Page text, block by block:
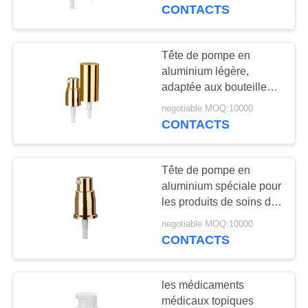
PROPOS
DE
NOUS
L'USINE
CONTRÔLE
QUALITÉ
NOUS
Flacons compte-
gouttes d'huile
essentielle
bouteilles vides de
vernis à ongles
36
OEM Pompes à double
CONTACTS
Tête de pompe en
aluminium légère,
adaptée aux bouteilles
en verre, tout compris
negotiable MOQ:10000
CONTACTS
Tête de pompe en
aluminium spéciale pour
les produits de soins de
la peau pour hommes
Fournir une gravure de
couleurs
negotiable MOQ:10000
CONTACTS
les médicaments
médicaux topiques